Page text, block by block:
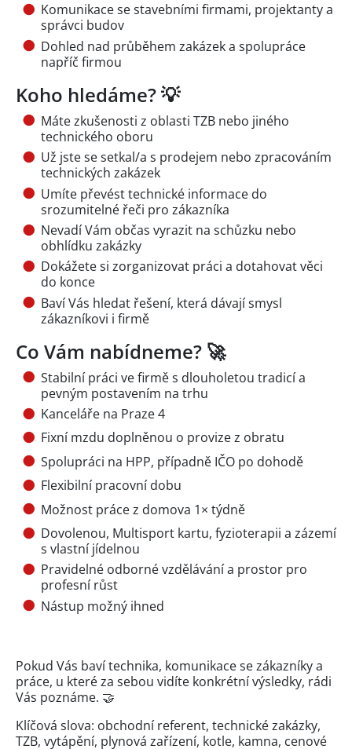
Komunikace se stavebními firmami, projektanty a
správci budov
Dohled nad průběhem zakázek a spolupráce
napříč firmou
Koho hledáme? 💡
Máte zkušenosti z oblasti TZB nebo jiného
technického oboru
Už jste se setkal/a s prodejem nebo zpracováním
technických zakázek
Umíte převést technické informace do
srozumitelné řeči pro zákazníka
Nevadí Vám občas vyrazit na schůzku nebo
obhlídku zakázky
Dokážete si zorganizovat práci a dotahovat věci
do konce
Baví Vás hledat řešení, která dávají smysl
zákazníkovi i firmě
Co Vám nabídneme? 🚀
Stabilní práci ve firmě s dlouholetou tradicí a
pevným postavením na trhu
Kanceláře na Praze 4
Fixní mzdu doplněnou o provize z obratu
Spolupráci na HPP, případně IČO po dohodě
Flexibilní pracovní dobu
Možnost práce z domova 1× týdně
Dovolenou, Multisport kartu, fyzioterapii a zázemí
s vlastní jídelnou
Pravidelné odborné vzdělávání a prostor pro
profesní růst
Nástup možný ihned
Pokud Vás baví technika, komunikace se zákazníky a
práce, u které za sebou vidíte konkrétní výsledky, rádi
Vás poznáme. 🤝
Klíčová slova: obchodní referent, technické zakázky,
TZB, vytápění, plynová zařízení, kotle, kamna, cenové